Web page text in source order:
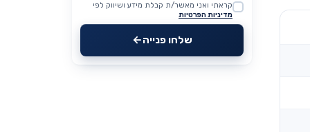
Website
קראתי ואני מאשר/ת קבלת מידע ושיווק לפי
מדיניות הפרטיות
שלחו פנייה